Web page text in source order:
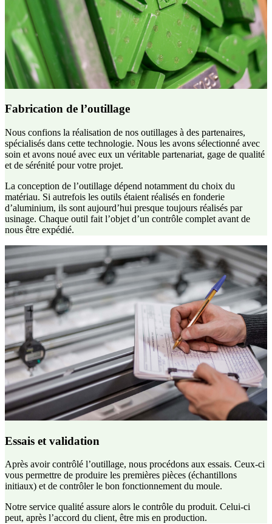
Fabrication de l’outillage
Nous confions la réalisation de nos outillages à des partenaires,
spécialisés dans cette technologie. Nous les avons sélectionné avec
soin et avons noué avec eux un véritable partenariat, gage de qualité
et de sérénité pour votre projet.
La conception de l’outillage dépend notamment du choix du
matériau. Si autrefois les outils étaient réalisés en fonderie
d’aluminium, ils sont aujourd’hui presque toujours réalisés par
usinage. Chaque outil fait l’objet d’un contrôle complet avant de
nous être expédié.
Essais et validation
Après avoir contrôlé l’outillage, nous procédons aux essais. Ceux-ci
vous permettre de produire les premières pièces (échantillons
initiaux) et de contrôler le bon fonctionnement du moule.
Notre service qualité assure alors le contrôle du produit. Celui-ci
peut, après l’accord du client, être mis en production.